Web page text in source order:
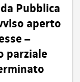
Pubblica
aperto
–
parziale